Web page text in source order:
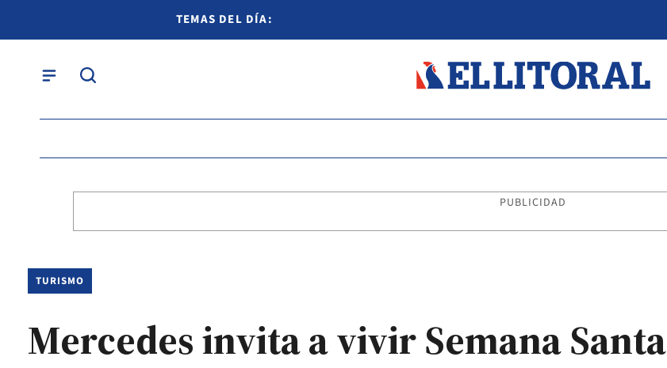
TEMAS DEL DÍA:
PUBLICIDAD
TURISMO
Mercedes invita a vivir Semana Santa